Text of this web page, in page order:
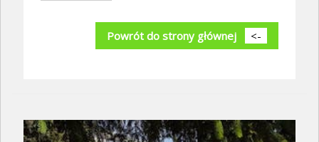
Powrót do strony głównej <-